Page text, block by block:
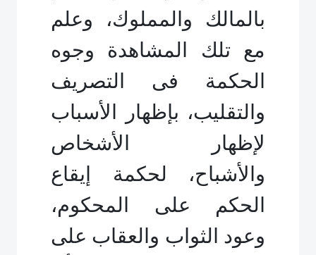
بالمالك والمملوك، وعلم
مع تلك المشاهدة وجوه
الحكمة فى التصريف
والتقليب، بإظهار الأسباب
لإظهار الأشخاص
والأشباح، لحكمة إيقاع
الحكم على المحكوم،
وعود الثواب والعقاب على